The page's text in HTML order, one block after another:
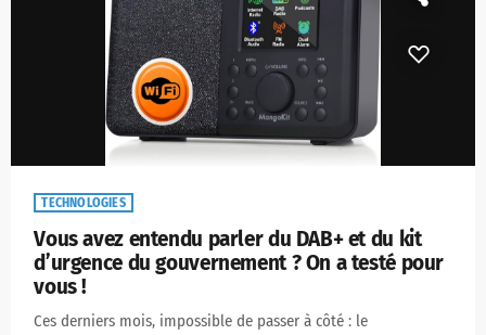
TECHNOLOGIES
Vous avez entendu parler du DAB+ et du kit
d’urgence du gouvernement ? On a testé pour
vous !
Ces derniers mois, impossible de passer à côté : le